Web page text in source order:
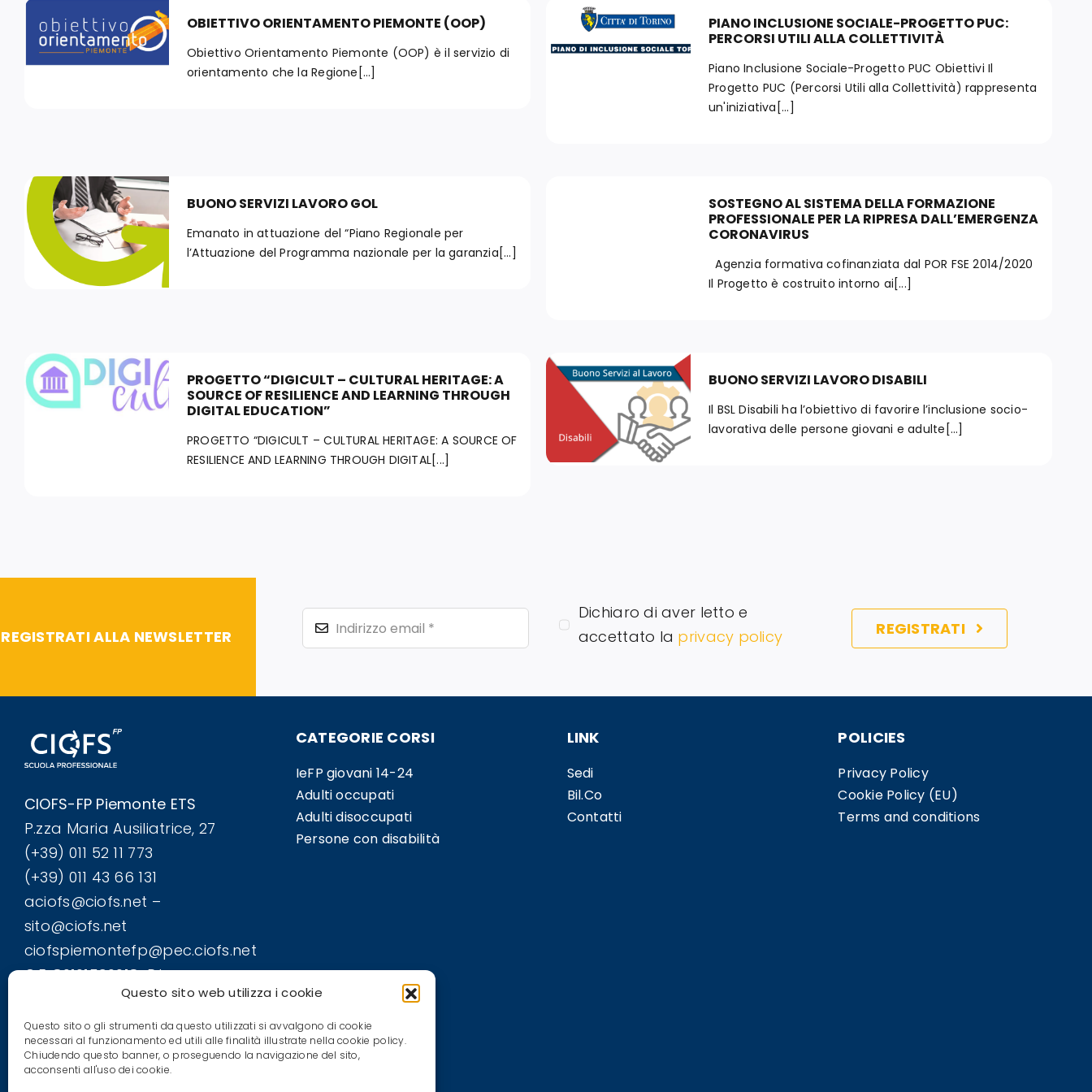
Questo sito web utilizza i cookie
Questo sito o gli strumenti da questo utilizzati si avvalgono di cookie
necessari al funzionamento ed utili alle finalità illustrate nella cookie policy.
Chiudendo questo banner, o proseguendo la navigazione del sito,
acconsenti all'uso dei cookie.
OBIETTIVO ORIENTAMENTO PIEMONTE (OOP)
Obiettivo Orientamento Piemonte (OOP) è il servizio di
orientamento che la Regione[...]
PIANO INCLUSIONE SOCIALE-PROGETTO PUC:
PERCORSI UTILI ALLA COLLETTIVITÀ
Piano Inclusione Sociale-Progetto PUC Obiettivi Il
Progetto PUC (Percorsi Utili alla Collettività) rappresenta
un'iniziativa[...]
BUONO SERVIZI LAVORO GOL
Emanato in attuazione del “Piano Regionale per
l’Attuazione del Programma nazionale per la garanzia[...]
SOSTEGNO AL SISTEMA DELLA FORMAZIONE
PROFESSIONALE PER LA RIPRESA DALL’EMERGENZA
CORONAVIRUS
Agenzia formativa cofinanziata dal POR FSE 2014/2020
Il Progetto è costruito intorno ai[...]
PROGETTO “DIGICULT – CULTURAL HERITAGE: A
SOURCE OF RESILIENCE AND LEARNING THROUGH
DIGITAL EDUCATION”
PROGETTO “DIGICULT – CULTURAL HERITAGE: A SOURCE OF
RESILIENCE AND LEARNING THROUGH DIGITAL[...]
BUONO SERVIZI LAVORO DISABILI
Il BSL Disabili ha l’obiettivo di favorire l’inclusione socio-
lavorativa delle persone giovani e adulte[...]
REGISTRATI ALLA NEWSLETTER
Dichiaro di aver letto e
accettato la privacy policy REGISTRATI
CIOFS-FP Piemonte ETS
P.zza Maria Ausiliatrice, 27
(+39) 011 52 11 773
(+39) 011 43 66 131
aciofs@ciofs.net –
sito@ciofs.net
ciofspiemontefp@pec.ciofs.net
C.F. 80101590018-P.I.
Iscrizione REA: TO-1064924
CATEGORIE CORSI
IeFP giovani 14-24
Adulti occupati
Adulti disoccupati
Persone con disabilità
LINK
Sedi
Bil.Co
Contatti
POLICIES
Privacy Policy
Cookie Policy (EU)
Terms and conditions